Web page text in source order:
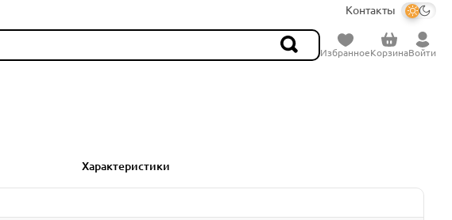
Контакты
ИзбранноеКорзинаВойти
Характеристики